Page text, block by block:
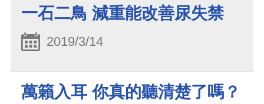
一石二鳥 減重能改善尿失禁
2019/3/14
萬籟入耳 你真的聽清楚了嗎？